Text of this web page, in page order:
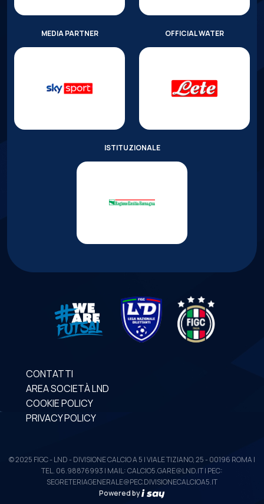
MEDIA PARTNER OFFICIAL WATER
ISTITUZIONALE
CONTATTI
AREA SOCIETÀ LND
COOKIE POLICY
PRIVACY POLICY
© 2025 FIGC - LND - DIVISIONE CALCIO A 5 | VIALE TIZIANO, 25 - 00196 ROMA |
TEL. 06.98876993 | MAIL: CALCIO5.GARE@LND.IT | PEC:
SEGRETERIAGENERALE@PEC.DIVISIONECALCIOA5.IT
Powered by